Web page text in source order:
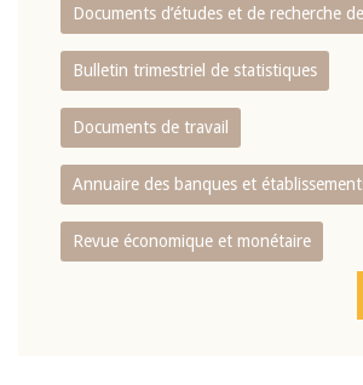
Documents d’études et de recherche
Bulletin trimestriel de statistiques
Documents de travail
Annuaire des banques et
Revue économique et monétaire